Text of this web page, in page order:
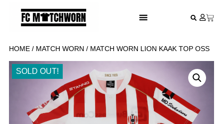
HOME/ MATCH WORN / MATCH WORN LION KAAK TOP OSS
SOLD OUT!